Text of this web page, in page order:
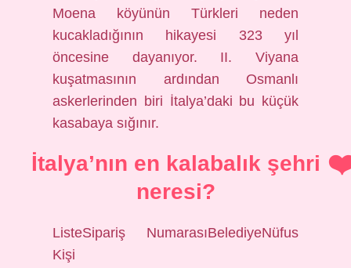
Moena köyünün Türkleri neden
kucakladığının hikayesi 323 yıl
öncesine dayanıyor. II. Viyana
kuşatmasının ardından Osmanlı
askerlerinden biri İtalya’daki bu küçük
kasabaya sığınır.
İtalya’nın en kalabalık şehri
neresi?
ListeSipariş NumarasıBelediyeNüfus
Kişi